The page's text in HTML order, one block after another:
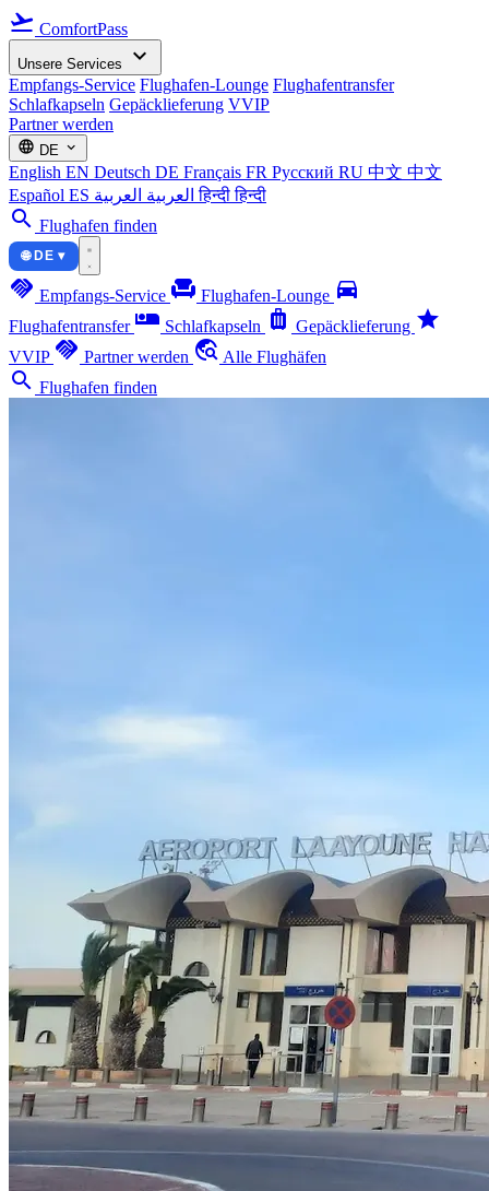
flight_takeoff ComfortPass
Unsere Services expand_more
Empfangs-Service Flughafen-Lounge Flughafentransfer
Schlafkapseln Gepäcklieferung VVIP
Partner werden
language DE expand_more
English EN Deutsch DE Français FR Русский RU 中文 中文
Español ES العربية العربية हिन्दीहिन्दी
search Flughafen finden
🌐 DE ▾
handshake Empfangs-Service chair Flughafen-Lounge directions_car
Flughafentransfer airline_seat_individual_suite Schlafkapseln luggage Gepäcklieferung star
VVIP handshake Partner werden travel_explore Alle Flughäfen
search Flughafen finden